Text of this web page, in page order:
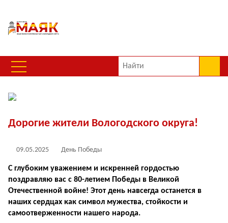
Дорогие жители Вологодского округа!
09.05.2025 День Победы
С глубоким уважением и искренней гордостью
поздравляю вас с 80-летием Победы в Великой
Отечественной войне! Этот день навсегда останется в
наших сердцах как символ мужества, стойкости и
самоотверженности нашего народа.